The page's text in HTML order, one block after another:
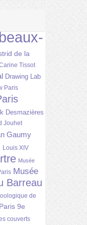
de la
Tissot
Drawing Lab
Paris
Desmazières
Jouhet
Gaumy
Louis XIV
Musée
Musée
Barreau
de
Paris 9e
couverts